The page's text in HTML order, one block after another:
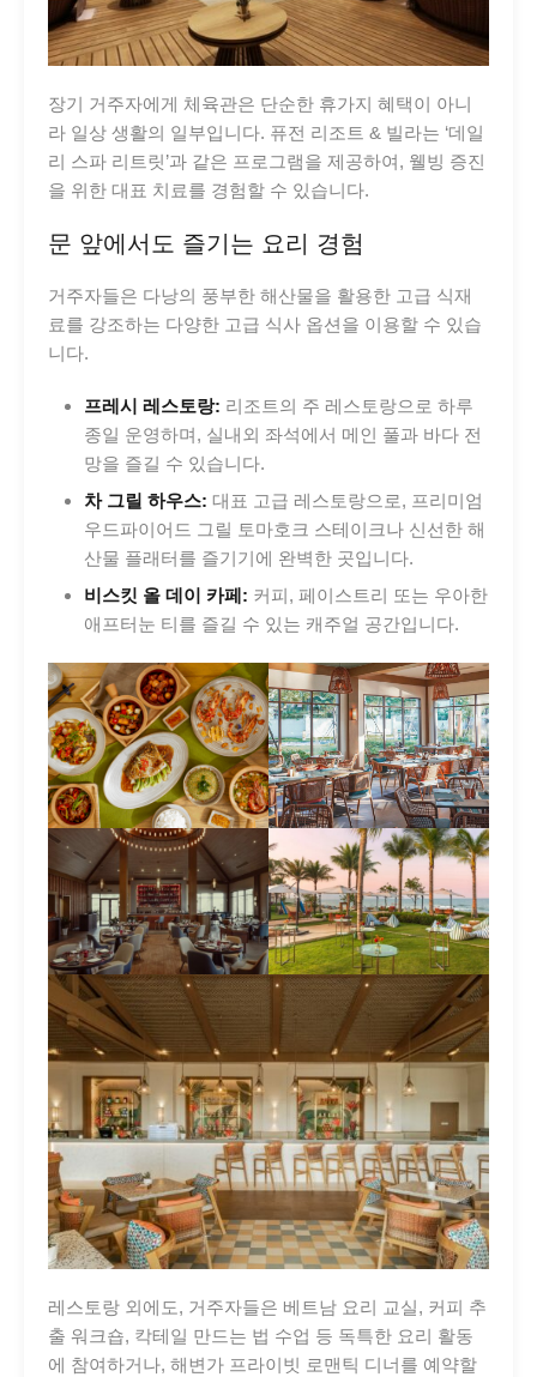
장기 거주자에게 체육관은 단순한 휴가지 혜택이 아니
라 일상 생활의 일부입니다. 퓨전 리조트 & 빌라는 ‘데일
리 스파 리트릿’과 같은 프로그램을 제공하여, 웰빙 증진
을 위한 대표 치료를 경험할 수 있습니다.
문 앞에서도 즐기는 요리 경험
거주자들은 다낭의 풍부한 해산물을 활용한 고급 식재
료를 강조하는 다양한 고급 식사 옵션을 이용할 수 있습
니다.
프레시 레스토랑: 리조트의 주 레스토랑으로 하루
종일 운영하며, 실내외 좌석에서 메인 풀과 바다 전
망을 즐길 수 있습니다.
차 그릴 하우스: 대표 고급 레스토랑으로, 프리미엄
우드파이어드 그릴 토마호크 스테이크나 신선한 해
산물 플래터를 즐기기에 완벽한 곳입니다.
비스킷 올 데이 카페: 커피, 페이스트리 또는 우아한
애프터눈 티를 즐길 수 있는 캐주얼 공간입니다.
레스토랑 외에도, 거주자들은 베트남 요리 교실, 커피 추
출 워크숍, 칵테일 만드는 법 수업 등 독특한 요리 활동
에 참여하거나, 해변가 프라이빗 로맨틱 디너를 예약할